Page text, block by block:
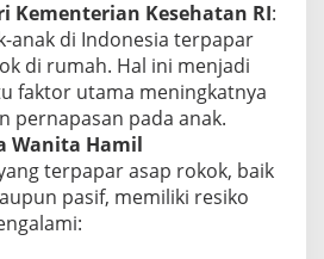
Kementerian Kesehatan RI:
anak di Indonesia terpapar
di rumah. Hal ini menjadi
faktor utama meningkatnya
pernapasan pada anak.
Wanita Hamil
terpapar asap rokok, baik
pasif, memiliki resiko